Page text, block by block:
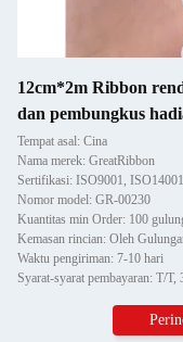
12cm*2m Ribbon
dan pembungkus
Tempat asal: Cina
Nama merek: GreatRibbon
Sertifikasi: ISO9001,
Nomor model: GR-00230
Kuantitas min Order: 100
Kemasan rincian: Oleh
Waktu pengiriman: 7-10 hari
Syarat-syarat pembayaran: T/